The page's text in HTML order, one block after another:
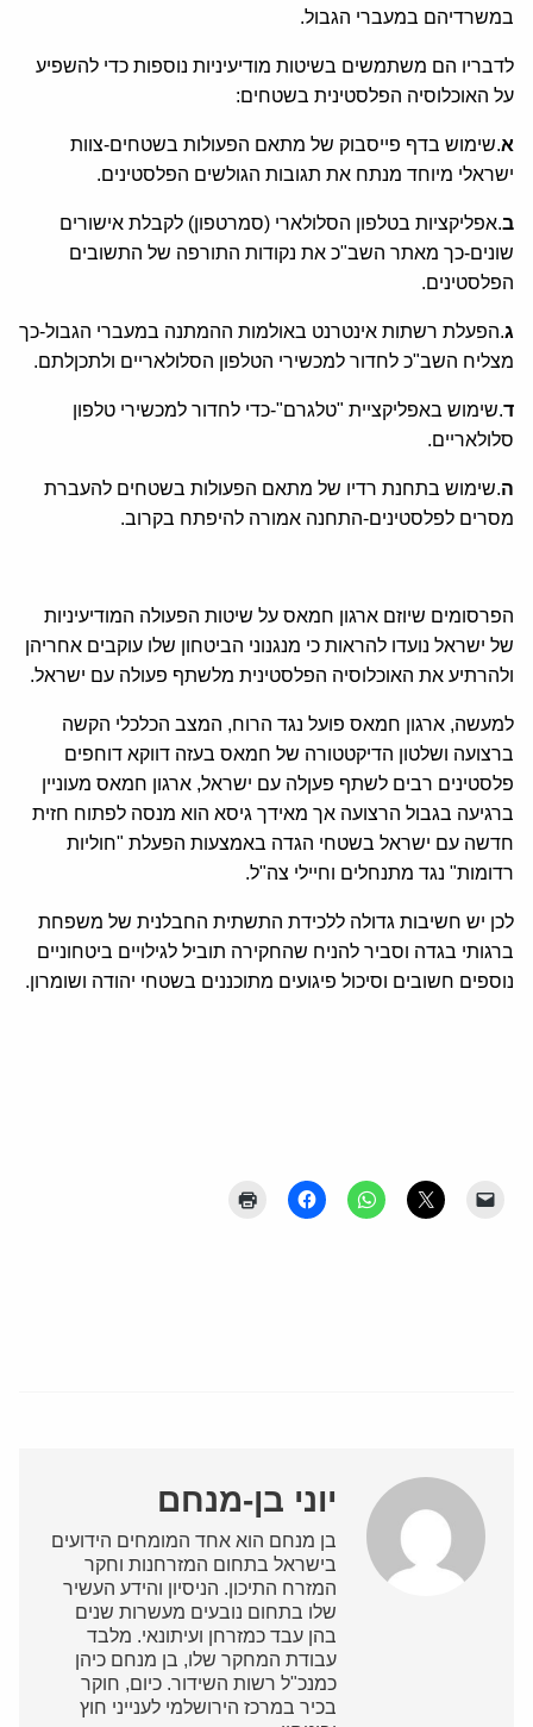
במשרדיהם במעברי הגבול.
לדבריו הם משתמשים בשיטות מודיעיניות נוספות כדי להשפיע
על האוכלוסיה הפלסטינית בשטחים:
א.שימוש בדף פייסבוק של מתאם הפעולות בשטחים-צוות
ישראלי מיוחד מנתח את תגובות הגולשים הפלסטינים.
ב.אפליקציות בטלפון הסלולארי (סמרטפון) לקבלת אישורים
שונים-כך מאתר השב"כ את נקודות התורפה של התשובים
הפלסטינים.
ג.הפעלת רשתות אינטרנט באולמות ההמתנה במעברי הגבול-כך
מצליח השב"כ לחדור למכשירי הטלפון הסלולאריים ולתכןלתם.
ד.שימוש באפליקציית "טלגרם"-כדי לחדור למכשירי טלפון
סלולאריים.
ה.שימוש בתחנת רדיו של מתאם הפעולות בשטחים להעברת
מסרים לפלסטינים-התחנה אמורה להיפתח בקרוב.
הפרסומים שיוזם ארגון חמאס על שיטות הפעולה המודיעיניות
של ישראל נועדו להראות כי מנגנוני הביטחון שלו עוקבים אחריהן
ולהרתיע את האוכלוסיה הפלסטינית מלשתף פעולה עם ישראל.
למעשה, ארגון חמאס פועל נגד הרוח, המצב הכלכלי הקשה
ברצועה ושלטון הדיקטטורה של חמאס בעזה דווקא דוחפים
פלסטינים רבים לשתף פעןלה עם ישראל, ארגון חמאס מעוניין
ברגיעה בגבול הרצועה אך מאידך גיסא הוא מנסה לפתוח חזית
חדשה עם ישראל בשטחי הגדה באמצעות הפעלת "חוליות
רדומות" נגד מתנחלים וחיילי צה"ל.
לכן יש חשיבות גדולה ללכידת התשתית החבלנית של משפחת
ברגותי בגדה וסביר להניח שהחקירה תוביל לגילויים ביטחוניים
נוספים חשובים וסיכול פיגועים מתוכננים בשטחי יהודה ושומרון.
יוני בן-מנחם
בן מנחם הוא אחד המומחים הידועים
בישראל בתחום המזרחנות וחקר
המזרח התיכון. הניסיון והידע העשיר
שלו בתחום נובעים מעשרות שנים
בהן עבד כמזרחן ועיתונאי. מלבד
עבודת המחקר שלו, בן מנחם כיהן
כמנכ"ל רשות השידור. כיום, חוקר
בכיר במרכז הירושלמי לענייני חוץ